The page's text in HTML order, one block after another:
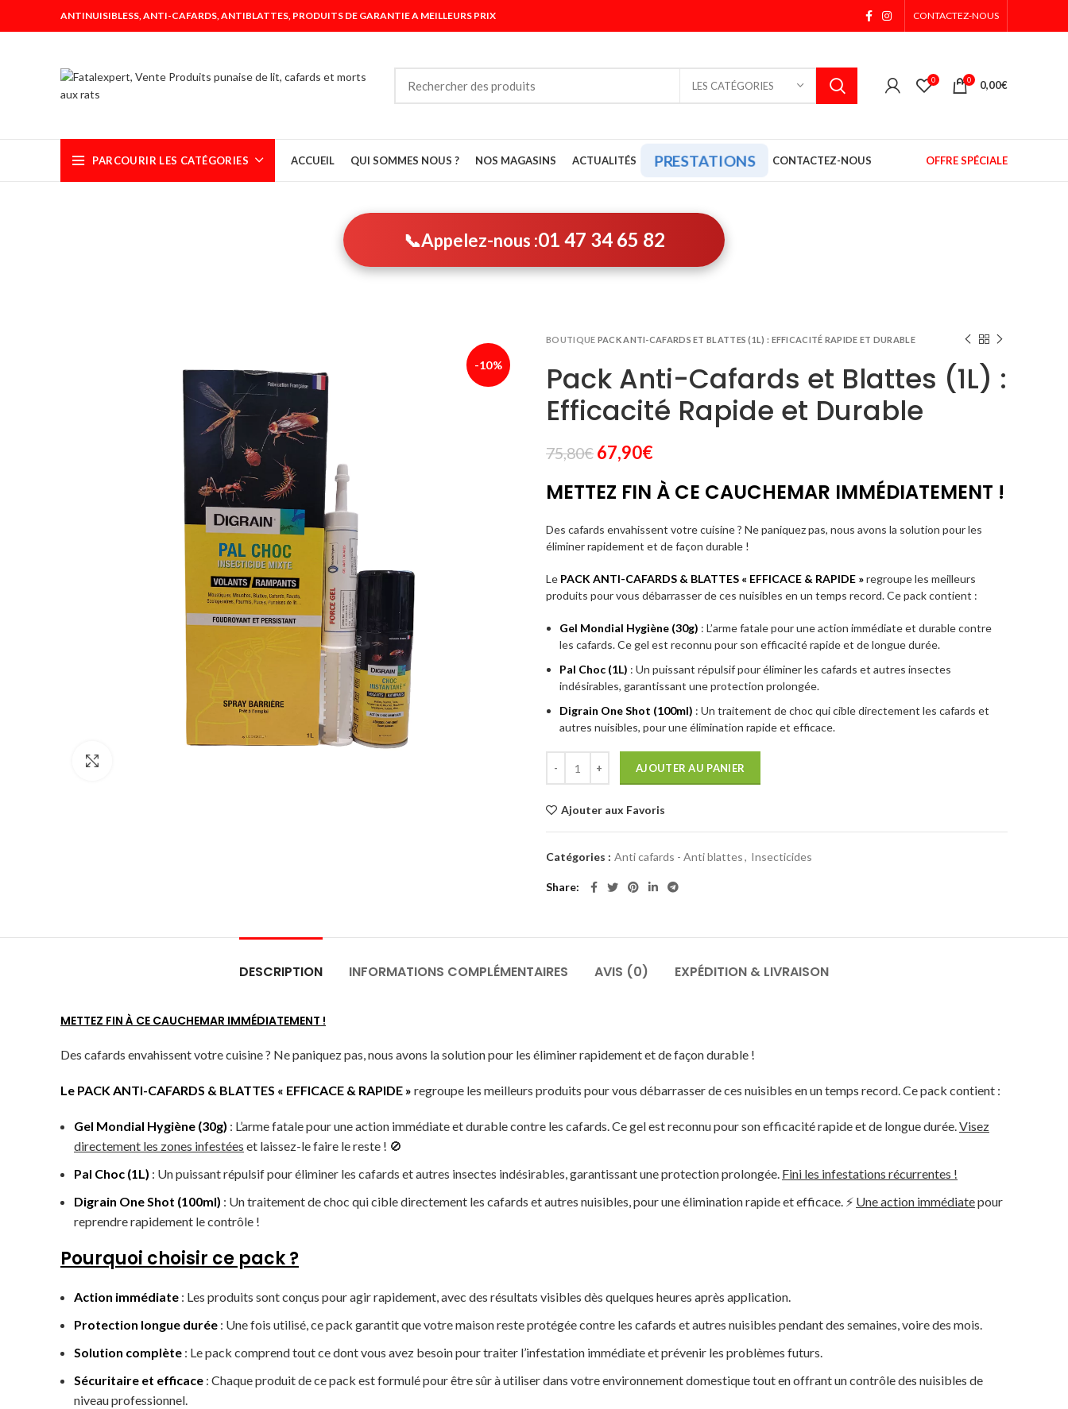
ANTINUISIBLESS, ANTI-CAFARDS, ANTIBLATTES, PRODUITS DE GARANTIE A MEILLEURS PRIX CONTACTEZ-NOUS
LES CATÉGORIES 0 0 0,00€
PARCOURIR LES CATÉGORIES ACCUEIL QUI SOMMES NOUS ? NOS MAGASINS ACTUALITÉS PRESTATIONS CONTACTEZ-NOUS OFFRE SPÉCIALE
📞Appelez-nous :01 47 34 65 82
-10%
BOUTIQUE PACK ANTI-CAFARDS ET BLATTES (1L) : EFFICACITÉ RAPIDE ET DURABLE
Pack Anti-Cafards et Blattes (1L) :
Efficacité Rapide et Durable
75,80€ Le
initial
75,80€.
67,90€Le
actuel
67,90€.
METTEZ FIN À CE CAUCHEMAR IMMÉDIATEMENT !
Des cafards envahissent votre cuisine ? Ne paniquez pas, nous avons la solution pour les
éliminer rapidement et de façon durable !
Le PACK ANTI-CAFARDS & BLATTES « EFFICACE & RAPIDE »regroupe les meilleurs
produits pour vous débarrasser de ces nuisibles en un temps record. Ce pack contient :
Gel Mondial Hygiène (30g) : L’arme fatale pour une action immédiate et durable contre
les cafards. Ce gel est reconnu pour son efficacité rapide et de longue durée.
Pal Choc (1L) : Un puissant répulsif pour éliminer les cafards et autres insectes
indésirables, garantissant une protection prolongée.
Digrain One Shot (100ml) : Un traitement de choc qui cible directement les cafards et
autres nuisibles, pour une élimination rapide et efficace.
AJOUTER AU PANIER
Ajouter aux Favoris
Catégories : Anti cafards - Anti blattes, Insecticides
Share
DESCRIPTION INFORMATIONS COMPLÉMENTAIRES AVIS (0) EXPÉDITION & LIVRAISON
METTEZ FIN À CE CAUCHEMAR IMMÉDIATEMENT !
Des cafards envahissent votre cuisine ? Ne paniquez pas, nous avons la solution pour les éliminer rapidement et de façon durable !
Le PACK ANTI-CAFARDS & BLATTES « EFFICACE & RAPIDE » regroupe les meilleurs produits pour vous débarrasser de ces nuisibles en un temps record. Ce pack contient :
Gel Mondial Hygiène (30g) : L’arme fatale pour une action immédiate et durable contre les cafards. Ce gel est reconnu pour son efficacité rapide et de longue durée.Visez
directement les zones infestées et laissez-le faire le reste ! 🚫
Pal Choc (1L) : Un puissant répulsif pour éliminer les cafards et autres insectes indésirables, garantissant une protection prolongée. Fini les infestations récurrentes !
Digrain One Shot (100ml) : Un traitement de choc qui cible directement les cafards et autres nuisibles, pour une élimination rapide et efficace. ⚡ Une action immédiatepour
reprendre rapidement le contrôle !
Pourquoi choisir ce pack ?
Action immédiate : Les produits sont conçus pour agir rapidement, avec des résultats visibles dès quelques heures après application.
Protection longue durée : Une fois utilisé, ce pack garantit que votre maison reste protégée contre les cafards et autres nuisibles pendant des semaines, voire des mois.
Solution complète : Le pack comprend tout ce dont vous avez besoin pour traiter l’infestation immédiate et prévenir les problèmes futurs.
Sécuritaire et efficace : Chaque produit de ce pack est formulé pour être sûr à utiliser dans votre environnement domestique tout en offrant un contrôle des nuisibles de
niveau professionnel.